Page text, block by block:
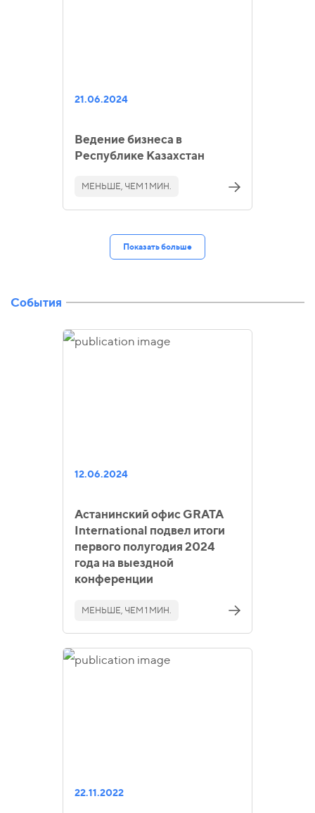
21.06.2024
Ведение бизнеса в
Республике Казахстан
МЕНЬШЕ, ЧЕМ 1 МИН.
Показать больше
События
12.06.2024
Астанинский офис GRATA
International подвел итоги
первого полугодия 2024
года на выездной
конференции
МЕНЬШЕ, ЧЕМ 1 МИН.
22.11.2022